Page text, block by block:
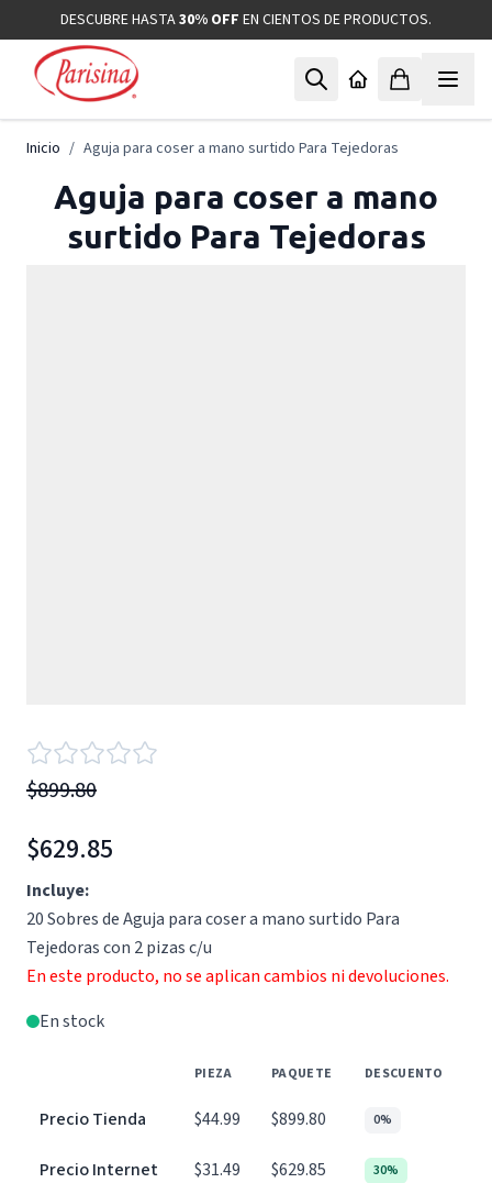
Ir al contenidoDESCUBRE HASTA30% OFF EN CIENTOS DE PRODUCTOS.
Inicio / Aguja para coser a mano surtido Para Tejedoras
Aguja para coser a mano
surtido Para Tejedoras
$899.80
$629.85
Incluye:
20 Sobres de Aguja para coser a mano surtido Para
Tejedoras con 2 pizas c/u
En este producto, no se aplican cambios ni devoluciones.
En stock
PIEZA PAQUETE DESCUENTO
Precio Tienda $44.99 $899.80 0%
Precio Internet $31.49 $629.85 30%